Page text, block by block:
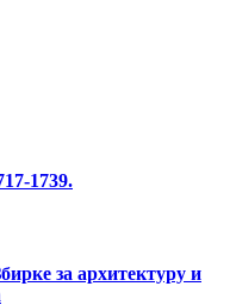
1739.
за архитектуру и